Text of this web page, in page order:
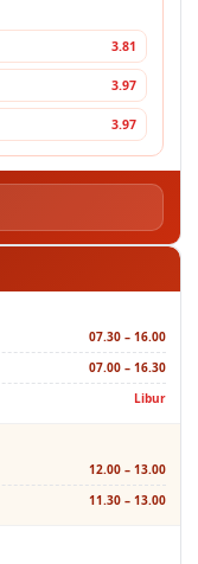
07.00 – 16.30
Libur
11.30 – 13.00